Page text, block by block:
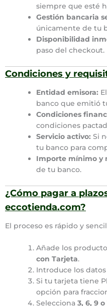
siempre que esté
Gestión bancaria
únicamente de tu
Disponibilidad
paso del checkout.
Condiciones y
Entidad emisora:
banco que emitió
Condiciones
condiciones
Servicio activo: Si
tu banco para
Importe mínimo y
de tu banco.
¿Cómo pagar a
eccotienda.com?
El proceso es rápido y
Añade los
con Tarjeta.
Introduce los
Si tu tarjeta tiene
opción para
Selecciona 3, 6, 9 o